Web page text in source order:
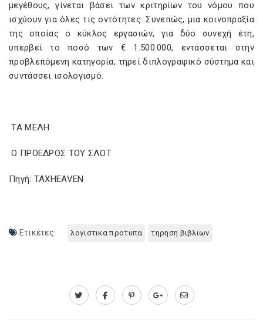
μεγέθους, γίνεται βάσει των κριτηρίων του νόμου που
ισχύουν για όλες τις οντότητες. Συνεπώς, μια κοινοπραξία
της οποίας ο κύκλος εργασιών, για δύο συνεχή έτη,
υπερβεί το ποσό των € 1.500.000, εντάσσεται στην
προβλεπόμενη κατηγορία, τηρεί διπλογραφικό σύστημα και
συντάσσει ισολογισμό.
ΤΑ ΜΕΛΗ
Ο ΠΡΟΕΔΡΟΣ ΤΟΥ ΣΛΟΤ
Πηγή: TAXHEAVEN
Ετικέτες: λογιστικα προτυπα τηρηση βιβλιων